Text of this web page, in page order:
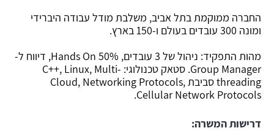
החברה ממוקמת בתל אביב, משלבת מודל עבודה היברידי
ומונה 300 עובדים בעולם ו-150 בארץ.
מהות התפקיד: ניהול של 3 עובדים, 50% Hands On, דיווח ל-
Group Manager. סטאק טכנולוגי: C++, Linux, Multi-
threading סביבת Cloud, Networking Protocols,
Cellular Network Protocols.
דרישות המשרה: